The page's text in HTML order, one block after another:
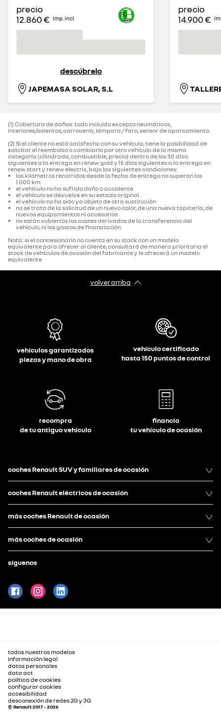
precio
12.860 € imp. incl.
descúbrelo
JAPEMASA SOLAR, S.L
precio
14.900 €
(1) Cobertura de daños: todo incluido excepto neumáticos,
interiores/asientos, carrocería, lámpara / faro, sensor de aparcamiento.‌
(2) Si el cliente no está satisfecho con su vehículo, tiene la posibilidad de
solicitar el reembolso o cambiarlo por otro vehículo de la misma
categoría (cilindrada, combustible, precio) dentro de los 30 días
siguientes a la entrega en renew gold y 15 días siguientes a la entrega en
renew start y renew electric, bajo las siguientes condiciones:
los kilómetros recorridos desde la fecha de entrega no superan los
1.000 km
el vehículo no ha sufrido daño o accidente
el vehículo se devuelve en su estado original
el vehículo no ha sido ya objeto de otra sustitución
no se trata de la solicitud de un nuevo color, de una nueva tapicería, de
nuevos equipamientos ni accesorios
no están cubiertos los costes derivados de la transferencia del
vehículo, ni los gastos de financiación.
Nota: si el concesionario no cuenta en su stock con un modelo
equivalente para ofrecer al cliente, consultará de manera prioritaria el
stock de vehículos de ocasión del fabricante y le ofrecerá un modelo
equivalente
volver arriba
vehículos garantizados
piezas y mano de obra
vehículo certificado
hasta 150 puntos de control
recompra
de tu antiguo vehículo
financia
tu vehículo de ocasión
coches Renault SUV y familiares de ocasión
coches Renault eléctricos de ocasión
más coches Renault de ocasión
más coches de ocasión
síguenos
todos nuestros modelos
información legal
datos personales
data act
política de cookies
configurar cookies
accesibilidad
desconexión de redes 2G y 3G
© Renault 2017 - 2026